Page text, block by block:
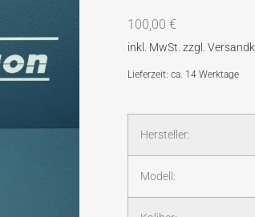
100,00 €
Lieferzeit: ca. 14 Werktage
Hersteller:
Modell: